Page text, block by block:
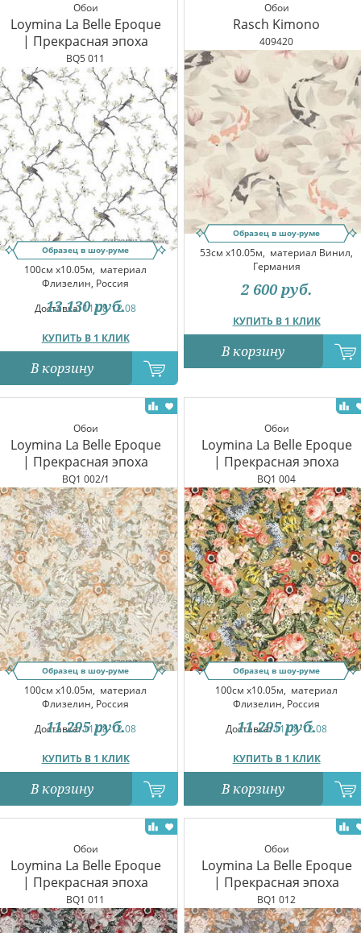
Обои
Loymina La Belle Epoque
| Прекрасная эпоха
BQ5 011
Образец в шоу-руме
100см x10.05м, материал
Флизелин, Россия
Доставка:11.08-12.08
КУПИТЬ В 1 КЛИК
13 130 руб.
В корзину
Обои
Rasch Kimono
409420
Образец в шоу-руме
53см x10.05м, материал Винил,
Германия
КУПИТЬ В 1 КЛИК
2 600 руб.
В корзину
Обои
Loymina La Belle Epoque
| Прекрасная эпоха
BQ1 002/1
Образец в шоу-руме
100см x10.05м, материал
Флизелин, Россия
Доставка:11.08-12.08
КУПИТЬ В 1 КЛИК
11 295 руб.
В корзину
Обои
Loymina La Belle Epoque
| Прекрасная эпоха
BQ1 004
Образец в шоу-руме
100см x10.05м, материал
Флизелин, Россия
Доставка:11.08-12.08
КУПИТЬ В 1 КЛИК
11 295 руб.
В корзину
Обои
Loymina La Belle Epoque
| Прекрасная эпоха
BQ1 011
Обои
Loymina La Belle Epoque
| Прекрасная эпоха
BQ1 012